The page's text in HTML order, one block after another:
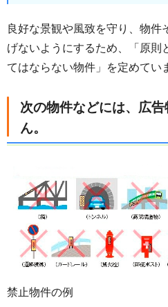
良好な景観や風致を守り、物件
げないようにするため、「原則
てはならない物件」を定めてい
次の物件などには、広
ん。
禁止物件の例